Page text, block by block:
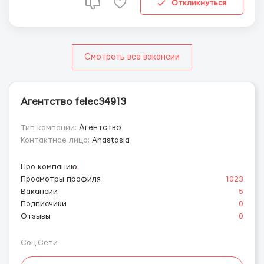
Откликнуться
Смотреть все вакансии
Агентство felec34913
Тип компании: Агентство
Контактное лицо: Anastasia
Про компанию:
Просмотры профиля
1023
Вакансии
5
Подписчики
0
Отзывы
0
Соц.Сети